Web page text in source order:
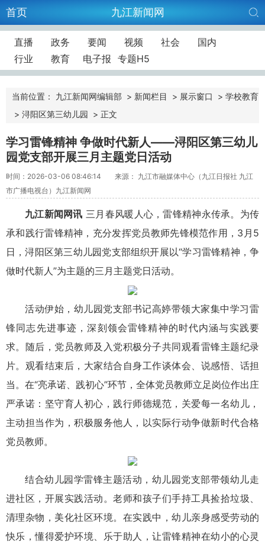
首页 九江新闻网
直播 政务 要闻 视频 社会
国内
行业
教育 电子报 专题H5
当前位置： 九江新闻网编辑部 > 新闻栏目 > 展示窗口 > 学校教育
> 浔阳区第三幼儿园 > 正文
学习雷锋精神 争做时代新人——浔阳区第三幼儿
园党支部开展三月主题党日活动
时间：2026-03-06 08:46:14
来源： 九江市融媒体中心（九江日报社 九江
市广播电视台）九江新闻网
九江新闻网讯 三月春风暖人心，雷锋精神永传承。为传
承和践行雷锋精神，充分发挥党员教师先锋模范作用，3月5
日，浔阳区第三幼儿园党支部组织开展以“学习雷锋精神，争
做时代新人”为主题的三月主题党日活动。
活动伊始，幼儿园党支部书记高婷带领大家集中学习雷
锋同志先进事迹，深刻领会雷锋精神的时代内涵与实践要
求。随后，党员教师及入党积极分子共同观看雷锋主题纪录
片。观看结束后，大家结合自身工作谈体会、说感悟、话担
当。在“亮承诺、践初心”环节，全体党员教师立足岗位作出庄
严承诺：坚守育人初心，践行师德规范，关爱每一名幼儿，
主动担当作为，积极服务他人，以实际行动争做新时代合格
党员教师。
结合幼儿园学雷锋主题活动，幼儿园党支部带领幼儿走
进社区，开展实践活动。老师和孩子们手持工具捡拾垃圾、
清理杂物，美化社区环境。在实践中，幼儿亲身感受劳动的
快乐，懂得爱护环境、乐于助人，让雷锋精神在幼小的心灵